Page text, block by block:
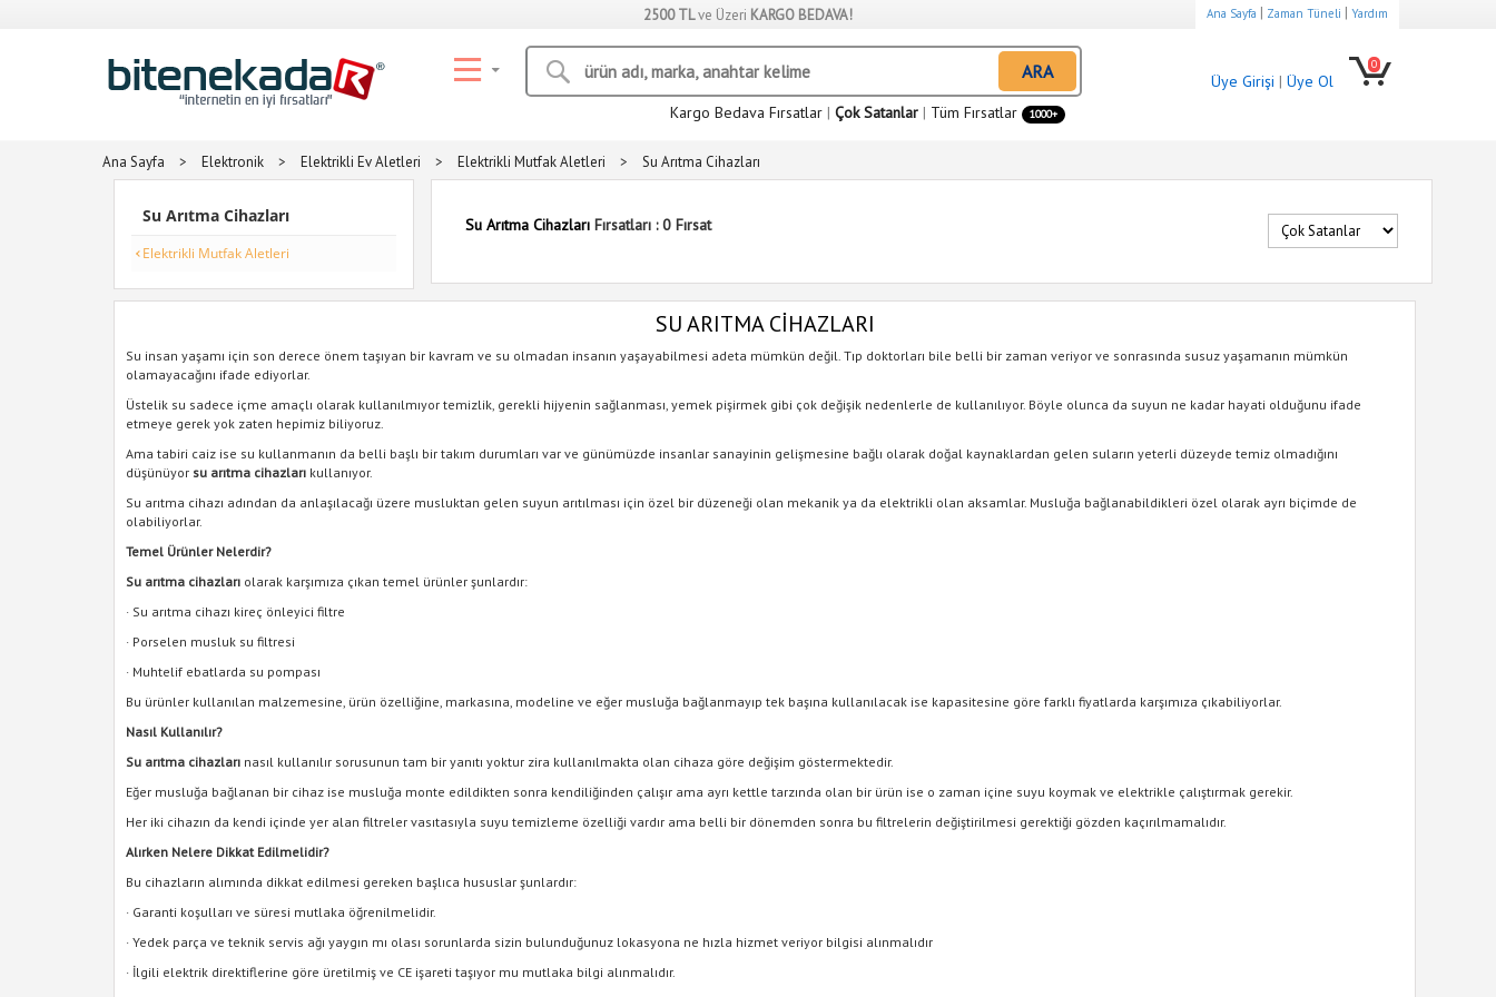
2500 TLve Üzeri KARGO BEDAVA! Ana Sayfa | Zaman Tüneli | Yardım
ARA
Kargo Bedava Fırsatlar | Çok Satanlar | Tüm Fırsatlar 1000+
Üye Girişi | Üye Ol
0
Ana Sayfa > Elektronik > Elektrikli Ev Aletleri > Elektrikli Mutfak Aletleri > Su Arıtma Cihazları
Su Arıtma Cihazları
Elektrikli Mutfak Aletleri
Su Arıtma Cihazları Fırsatları : 0 Fırsat
SU ARITMA CIHAZLARI
Su insan yaşamı için son derece önem taşıyan bir kavram ve su olmadan insanın yaşayabilmesi adeta mümkün değil. Tıp doktorları bile belli bir zaman veriyor ve sonrasında susuz yaşamanın mümkün
olamayacağını ifade ediyorlar.
Üstelik su sadece içme amaçlı olarak kullanılmıyor temizlik, gerekli hijyenin sağlanması, yemek pişirmek gibi çok değişik nedenlerle de kullanılıyor. Böyle olunca da suyun ne kadar hayati olduğunu ifade
etmeye gerek yok zaten hepimiz biliyoruz.
Ama tabiri caiz ise su kullanmanın da belli başlı bir takım durumları var ve günümüzde insanlar sanayinin gelişmesine bağlı olarak doğal kaynaklardan gelen suların yeterli düzeyde temiz olmadığını
düşünüyor su arıtma cihazları kullanıyor.
Su arıtma cihazı adından da anlaşılacağı üzere musluktan gelen suyun arıtılması için özel bir düzeneği olan mekanik ya da elektrikli olan aksamlar. Musluğa bağlanabildikleri özel olarak ayrı biçimde de
olabiliyorlar.
Temel Ürünler Nelerdir?
Su arıtma cihazları olarak karşımıza çıkan temel ürünler şunlardır:
· Su arıtma cihazı kireç önleyici filtre
· Porselen musluk su filtresi
· Muhtelif ebatlarda su pompası
Bu ürünler kullanılan malzemesine, ürün özelliğine, markasına, modeline ve eğer musluğa bağlanmayıp tek başına kullanılacak ise kapasitesine göre farklı fiyatlarda karşımıza çıkabiliyorlar.
Nasıl Kullanılır?
Su arıtma cihazları nasıl kullanılır sorusunun tam bir yanıtı yoktur zira kullanılmakta olan cihaza göre değişim göstermektedir.
Eğer musluğa bağlanan bir cihaz ise musluğa monte edildikten sonra kendiliğinden çalışır ama ayrı kettle tarzında olan bir ürün ise o zaman içine suyu koymak ve elektrikle çalıştırmak gerekir.
Her iki cihazın da kendi içinde yer alan filtreler vasıtasıyla suyu temizleme özelliği vardır ama belli bir dönemden sonra bu filtrelerin değiştirilmesi gerektiği gözden kaçırılmamalıdır.
Alırken Nelere Dikkat Edilmelidir?
Bu cihazların alımında dikkat edilmesi gereken başlıca hususlar şunlardır:
· Garanti koşulları ve süresi mutlaka öğrenilmelidir.
· Yedek parça ve teknik servis ağı yaygın mı olası sorunlarda sizin bulunduğunuz lokasyona ne hızla hizmet veriyor bilgisi alınmalıdır
· İlgili elektrik direktiflerine göre üretilmiş ve CE işareti taşıyor mu mutlaka bilgi alınmalıdır.